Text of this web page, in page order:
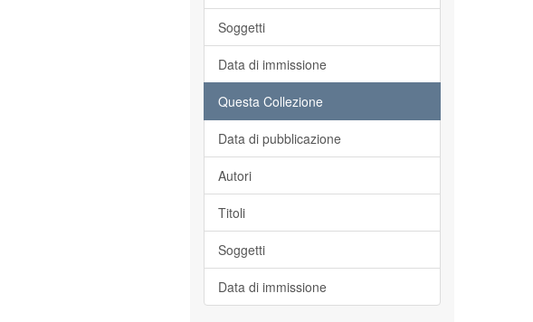
Soggetti
Data di immissione
Questa Collezione
Data di pubblicazione
Autori
Titoli
Soggetti
Data di immissione